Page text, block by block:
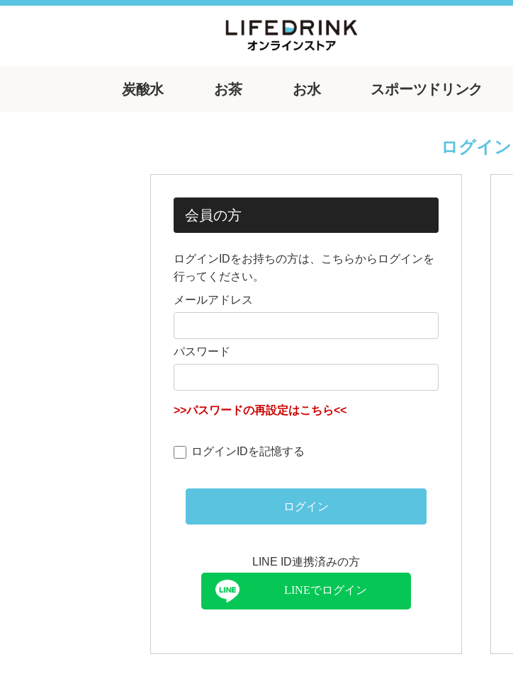
炭酸水 お茶 お水 スポーツ ドリンク
ログイン
会員の方
ログインIDをお持ちの方は、こちらからログインを
行ってください。
メールアドレス
パスワード
>>パスワードの再設定はこちら<<
ログインIDを記憶する
ログイン
LINE ID連携済みの方
LINEでログイン